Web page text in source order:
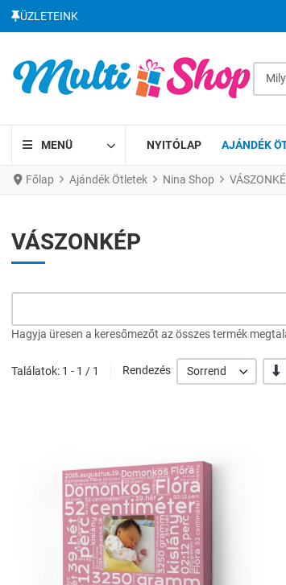
ÜZLETEINK
MENÜ NYITÓLAP AJÁNDÉK
Főlap Ajándék Ötletek Nina Shop
VÁSZONKÉP
Hagyja üresen a keresőmezőt az összes termék
Találatok: 1 - 1 / 1 Rendezés Sorrend -/+